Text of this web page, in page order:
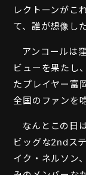
レクトーンがこ
て、誰が想像し
アンコールは
ビューを果たし
たプレイヤー富
全国のファンを
なんとこの日
ビッグな2ndス
イク・ネルソン